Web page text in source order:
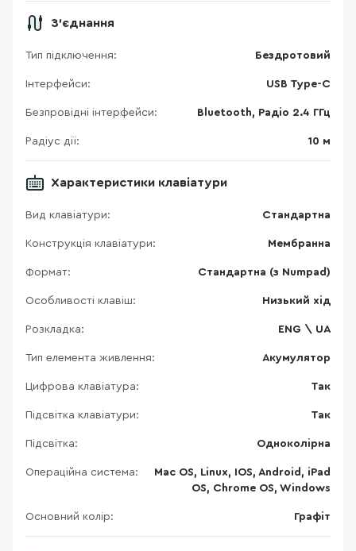
З'єднання
Тип підключення: Бездротовий
Інтерфейси: USB Type-C
Безпровідні інтерфейси: Bluetooth, Радіо 2.4 ГГц
Радіус дії: 10 м
Характеристики клавіатури
Вид клавіатури: Стандартна
Конструкція клавіатури: Мембранна
Формат: Стандартна (з Numpad)
Особливості клавіш: Низький хід
Розкладка: ENG \ UA
Тип елемента живлення: Акумулятор
Цифрова клавіатура: Так
Підсвітка клавіатури: Так
Підсвітка: Одноколірна
Операційна система:
Mac OS, Linux, IOS, Android, iPad
OS, Chrome OS, Windows
Основний колір: Графіт